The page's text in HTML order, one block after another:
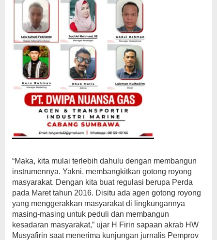
“Maka, kita mulai terlebih dahulu dengan membangun
instrumennya. Yakni, membangkitkan gotong royong
masyarakat. Dengan kita buat regulasi berupa Perda
pada Maret tahun 2016. Disitu ada agen gotong royong
yang menggerakkan masyarakat di lingkungannya
masing-masing untuk peduli dan membangun
kesadaran masyarakat,” ujar H Firin sapaan akrab HW
Musyafirin saat menerima kunjungan jurnalis Pemprov